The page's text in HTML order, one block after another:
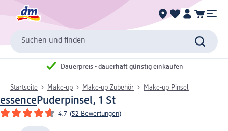
Suchen und finden
Dauerpreis - dauerhaft günstig einkaufen
Startseite Make-up Make-up Zubehör Make-up Pinsel
essencePuderpinsel, 1 St
4.7 (52 Bewertungen)